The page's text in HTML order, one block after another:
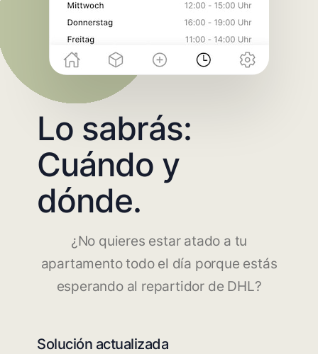
Lo sabrás:
Cuándo y
dónde.
¿No quieres estar atado a tu
apartamento todo el día porque estás
esperando al repartidor de DHL?
Solución actualizada